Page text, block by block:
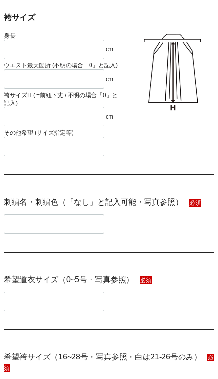
袴サイズ
身長
cm
ウエスト最大箇所 (不明の場合「0」と記入)
cm
袴サイズH ( =前紐下丈 / 不明の場合「0」と
記入)
cm
その他希望 (サイズ指定等)
刺繍名・刺繍色（「なし」と記入可能・写真参照） 必須
希望道衣サイズ（0~5号・写真参照） 必須
希望袴サイズ（16~28号・写真参照・白は21-26号のみ）
必
須